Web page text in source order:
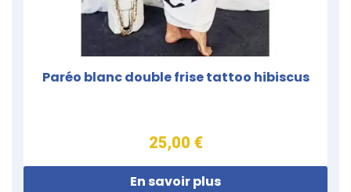
Paréo blanc double frise tattoo hibiscus
25,00 €
En savoir plus